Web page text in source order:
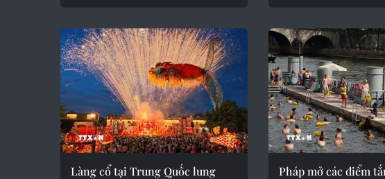
Làng cổ tại Trung Quốc lung
Pháp mở các điểm